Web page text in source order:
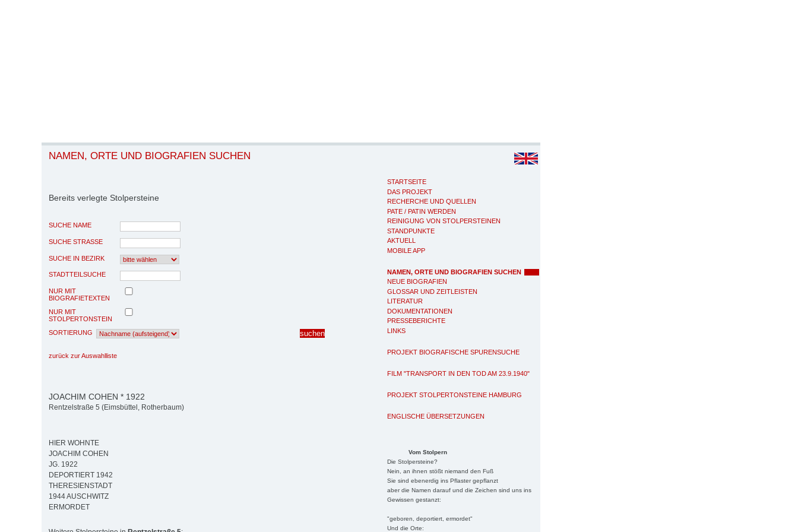
STARTSEITE
DAS PROJEKT
RECHERCHE UND QUELLEN
PATE / PATIN WERDEN
REINIGUNG VON STOLPERSTEINEN
STANDPUNKTE
AKTUELL
MOBILE APP
NAMEN, ORTE UND BIOGRAFIEN SUCHEN
NEUE BIOGRAFIEN
GLOSSAR UND ZEITLEISTEN
LITERATUR
DOKUMENTATIONEN
PRESSEBERICHTE
LINKS
PROJEKT BIOGRAFISCHE SPURENSUCHE
FILM "TRANSPORT IN DEN TOD AM 23.9.1940"
PROJEKT STOLPERTONSTEINE HAMBURG
ENGLISCHE ÜBERSETZUNGEN
Vom Stolpern
Die Stolpersteine?
Nein, an ihnen stößt niemand den Fuß
Sie sind ebenerdig ins Pflaster gepflanzt
aber die Namen darauf und die Zeichen sind uns ins
Gewissen gestanzt:
"geboren, deportiert, ermordet"
Und die Orte:
NAMEN, ORTE UND BIOGRAFIEN SUCHEN
Bereits verlegte Stolpersteine
SUCHE NAME
SUCHE STRASSE
SUCHE IN BEZIRK
STADTTEILSUCHE
NUR MIT
BIOGRAFIETEXTEN
NUR MIT
STOLPERTONSTEIN
SORTIERUNG
zurück zur Auswahlliste
JOACHIM COHEN * 1922
Rentzelstraße 5 (Eimsbüttel, Rotherbaum)
HIER WOHNTE
JOACHIM COHEN
JG. 1922
DEPORTIERT 1942
THERESIENSTADT
1944 AUSCHWITZ
ERMORDET